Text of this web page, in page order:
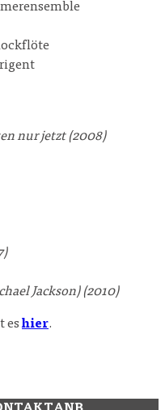
nur jetzt (2008)
Jackson) (2010)
eshier.